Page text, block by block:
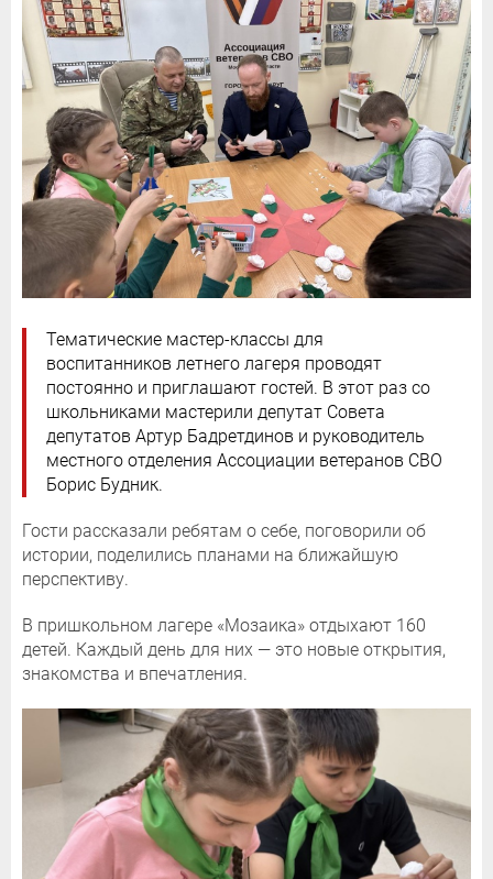
Тематические мастер-классы для
воспитанников летнего лагеря проводят
постоянно и приглашают гостей. В этот раз со
школьниками мастерили депутат Совета
депутатов Артур Бадретдинов и руководитель
местного отделения Ассоциации ветеранов СВО
Борис Будник.
Гости рассказали ребятам о себе, поговорили об
истории, поделились планами на ближайшую
перспективу.
В пришкольном лагере «Мозаика» отдыхают 160
детей. Каждый день для них — это новые открытия,
знакомства и впечатления.